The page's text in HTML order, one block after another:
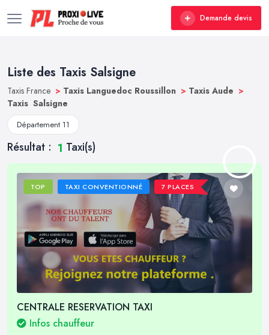
Demande devis
Liste des Taxis Salsigne
Taxis France > Taxis Languedoc Roussillon > Taxis Aude >
Taxis Salsigne
Département 11
Résultat : 1 Taxi(s)
TOP TAXI CONVENTIONNÉ 7 PLACES
CENTRALE RESERVATION TAXI
Infos chauffeur